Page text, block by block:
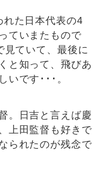
れた日本代表の4
ていまたもので
見ていて、最後に
と知って、飛びあ
いです･･･。
。日吉と言えば慶
上田監督も好きで
られたのが残念で